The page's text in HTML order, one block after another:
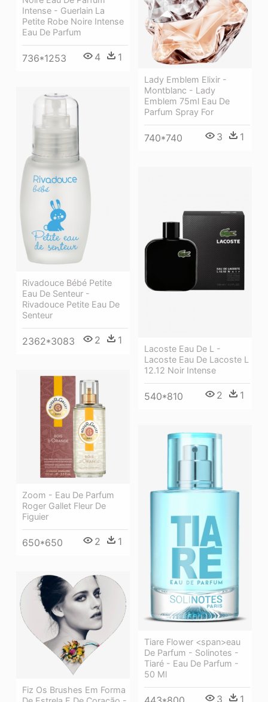
Intense - Guerlain La
Petite Robe Noire Intense
Eau De Parfum
736*1253 4 1
Lady Emblem Elixir -
Montblanc - Lady
Emblem 75ml Eau De
Parfum Spray For
740*740 3 1
Rivadouce Bébé Petite
Eau De Senteur -
Rivadouce Petite Eau De
Senteur
2362*3083 2 1
Lacoste Eau De L -
Lacoste Eau De Lacoste L
12.12 Noir Intense
540*810 2 1
Zoom - Eau De Parfum
Roger Gallet Fleur De
Figuier
650*650 2 1
Tiare Flower <span>eau
De Parfum - Solinotes -
Tiaré - Eau De Parfum -
50 Ml
3 1
Fiz Os Brushes Em Forma